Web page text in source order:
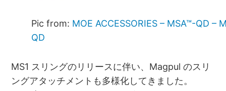
Pic from: MOE ACCESSORIES – MSA™-QD –
QD
MS1 スリングのリリースに伴い、Magpul のスリ
ングアタッチメントも多様化してきました。